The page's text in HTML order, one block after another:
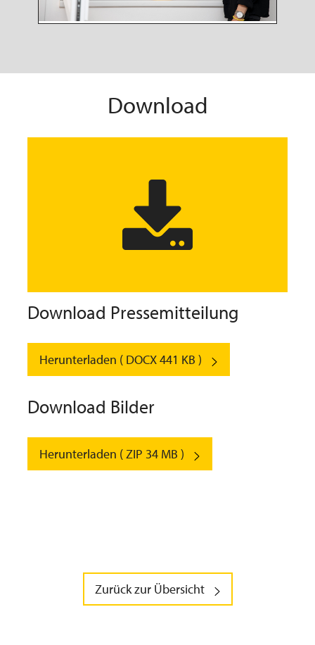
Download
Download Pressemitteilung
Herunterladen ( DOCX 441 KB )
Download Bilder
Herunterladen ( ZIP 34 MB )
Zurück zur Übersicht